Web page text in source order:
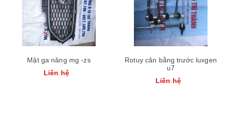
Mặt ga năng mg -zs
Liên hệ
Rotuy cân bằng trước luxgen
u7
Liên hệ